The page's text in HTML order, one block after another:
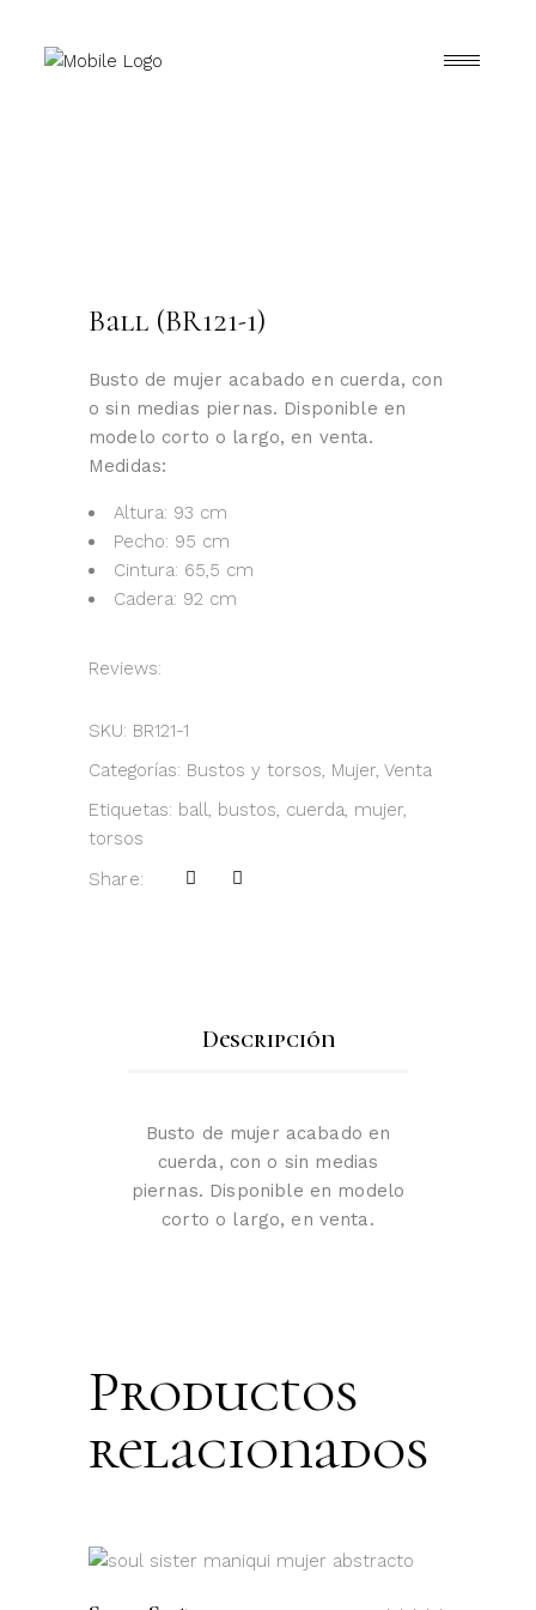
Ball (BR121-1)
Busto de mujer acabado en cuerda, con
o sin medias piernas. Disponible en
modelo corto o largo, en venta.
Medidas:
Altura: 93 cm
Pecho: 95 cm
Cintura: 65,5 cm
Cadera: 92 cm
Reviews:
SKU: BR121-1
Categorías: Bustos y torsos, Mujer, Venta
Etiquetas: ball, bustos, cuerda, mujer,
torsos
Share:
Descripción
Busto de mujer acabado en
cuerda, con o sin medias
piernas. Disponible en modelo
corto o largo, en venta.
Productos
relacionados